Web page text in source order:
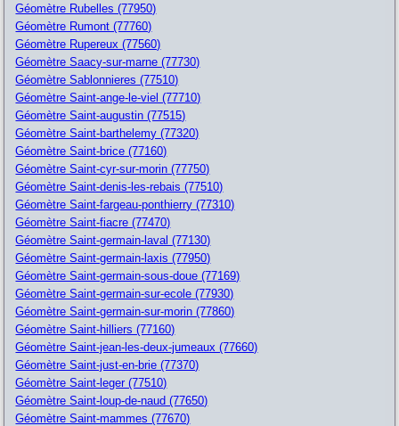
Géomètre Rubelles (77950)
Géomètre Rumont (77760)
Géomètre Rupereux (77560)
Géomètre Saacy-sur-marne (77730)
Géomètre Sablonnieres (77510)
Géomètre Saint-ange-le-viel (77710)
Géomètre Saint-augustin (77515)
Géomètre Saint-barthelemy (77320)
Géomètre Saint-brice (77160)
Géomètre Saint-cyr-sur-morin (77750)
Géomètre Saint-denis-les-rebais (77510)
Géomètre Saint-fargeau-ponthierry (77310)
Géomètre Saint-fiacre (77470)
Géomètre Saint-germain-laval (77130)
Géomètre Saint-germain-laxis (77950)
Géomètre Saint-germain-sous-doue (77169)
Géomètre Saint-germain-sur-ecole (77930)
Géomètre Saint-germain-sur-morin (77860)
Géomètre Saint-hilliers (77160)
Géomètre Saint-jean-les-deux-jumeaux (77660)
Géomètre Saint-just-en-brie (77370)
Géomètre Saint-leger (77510)
Géomètre Saint-loup-de-naud (77650)
Géomètre Saint-mammes (77670)